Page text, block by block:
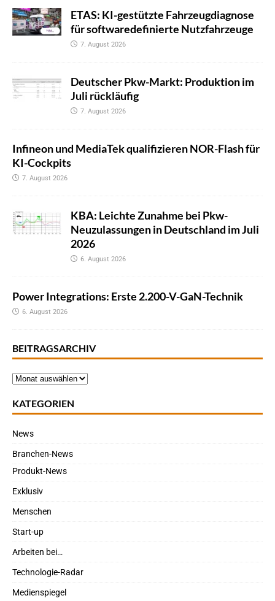
ETAS: KI-gestützte Fahrzeugdiagnose
für softwaredefinierte Nutzfahrzeuge
7. August 2026
Deutscher Pkw-Markt: Produktion im
Juli rückläufig
7. August 2026
Infineon und MediaTek qualifizieren NOR-Flash für
KI-Cockpits
7. August 2026
KBA: Leichte Zunahme bei Pkw-
Neuzulassungen in Deutschland im Juli
2026
6. August 2026
Power Integrations: Erste 2.200-V-GaN-Technik
6. August 2026
BEITRAGSARCHIV
KATEGORIEN
News
Branchen-News
Produkt-News
Exklusiv
Menschen
Start-up
Arbeiten bei…
Technologie-Radar
Medienspiegel